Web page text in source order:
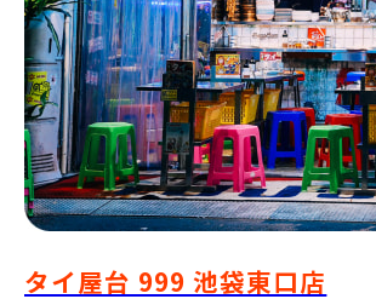
タイ屋台 999 池袋東口店